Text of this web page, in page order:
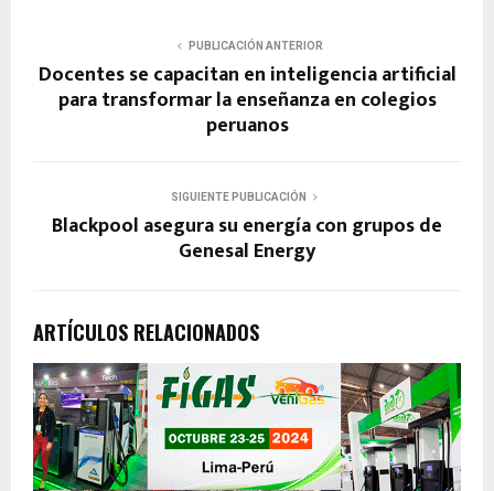
PUBLICACIÓN ANTERIOR
Docentes se capacitan en inteligencia artificial
para transformar la enseñanza en colegios
peruanos
SIGUIENTE PUBLICACIÓN
Blackpool asegura su energía con grupos de
Genesal Energy
ARTÍCULOS RELACIONADOS